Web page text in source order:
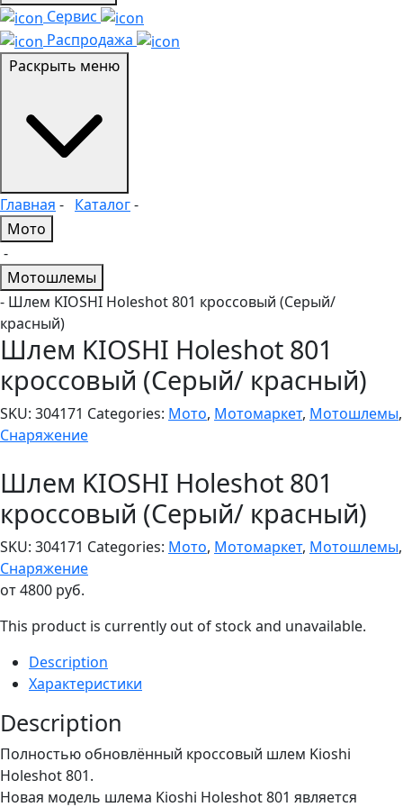
Сервис
Распродажа
Главная - Каталог-
Мото
-
Мотошлемы
- Шлем KIOSHI Holeshot 801 кроссовый (Серый/
красный)
Шлем KIOSHI Holeshot 801
кроссовый (Серый/ красный)
SKU: 304171 Categories: Мото, Мотомаркет, Мотошлемы,
Снаряжение
Шлем KIOSHI Holeshot 801
кроссовый (Серый/ красный)
SKU: 304171 Categories: Мото, Мотомаркет, Мотошлемы,
Снаряжение
от4800 руб.
This product is currently out of stock and unavailable.
Description
Характеристики
Description
Полностью обновлённый кроссовый шлем Kioshi
Holeshot 801.
Новая модель шлема Kioshi Holeshot 801 является